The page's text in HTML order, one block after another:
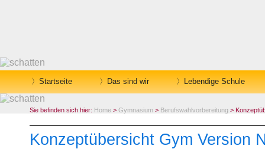
Startseite Das sind wir Lebendige Schule
Sie befinden sich hier: Home > Gymnasium > Berufswahlvorbereitung >
Konzeptübersicht Gym Version